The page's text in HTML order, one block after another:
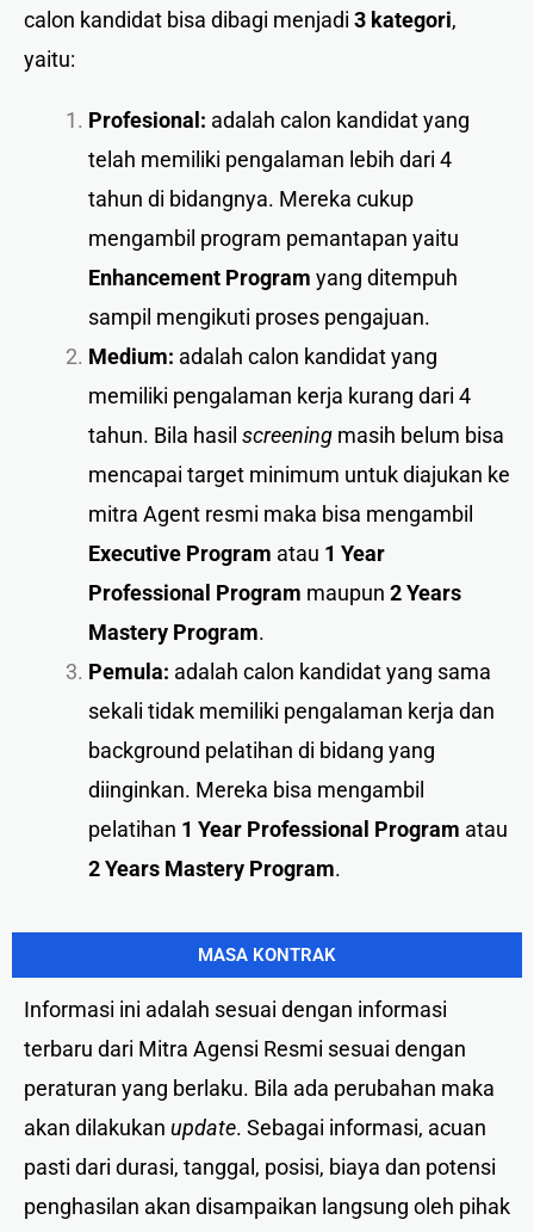
calon kandidat bisa dibagi menjadi 3 kategori,
yaitu:
Profesional: adalah calon kandidat yang
telah memiliki pengalaman lebih dari 4
tahun di bidangnya. Mereka cukup
mengambil program pemantapan yaitu
Enhancement Program yang ditempuh
sampil mengikuti proses pengajuan.
Medium: adalah calon kandidat yang
memiliki pengalaman kerja kurang dari 4
tahun. Bila hasil screening masih belum bisa
mencapai target minimum untuk diajukan ke
mitra Agent resmi maka bisa mengambil
Executive Program atau 1 Year
Professional Program maupun 2 Years
Mastery Program.
Pemula: adalah calon kandidat yang sama
sekali tidak memiliki pengalaman kerja dan
background pelatihan di bidang yang
diinginkan. Mereka bisa mengambil
pelatihan 1 Year Professional Program atau
2 Years Mastery Program.
MASA KONTRAK
Informasi ini adalah sesuai dengan informasi
terbaru dari Mitra Agensi Resmi sesuai dengan
peraturan yang berlaku. Bila ada perubahan maka
akan dilakukan update. Sebagai informasi, acuan
pasti dari durasi, tanggal, posisi, biaya dan potensi
penghasilan akan disampaikan langsung oleh pihak